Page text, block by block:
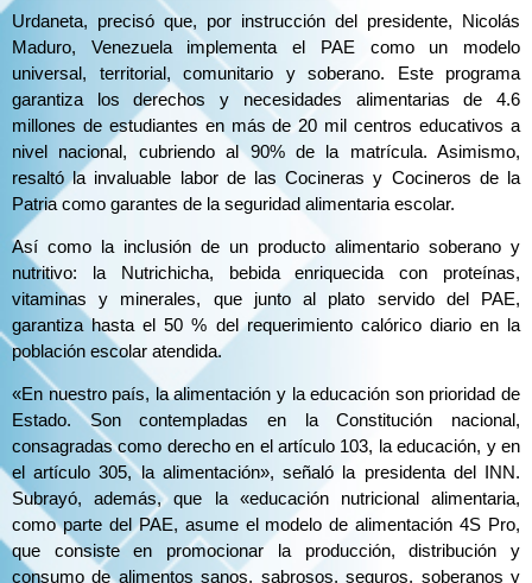
Urdaneta, precisó que, por instrucción del presidente, Nicolás
Maduro, Venezuela implementa el PAE como un modelo
universal, territorial, comunitario y soberano. Este programa
garantiza los derechos y necesidades alimentarias de 4.6
millones de estudiantes en más de 20 mil centros educativos a
nivel nacional, cubriendo al 90% de la matrícula. Asimismo,
resaltó la invaluable labor de las Cocineras y Cocineros de la
Patria como garantes de la seguridad alimentaria escolar.
Así como la inclusión de un producto alimentario soberano y
nutritivo: la Nutrichicha, bebida enriquecida con proteínas,
vitaminas y minerales, que junto al plato servido del PAE,
garantiza hasta el 50 % del requerimiento calórico diario en la
población escolar atendida.
«En nuestro país, la alimentación y la educación son prioridad de
Estado. Son contempladas en la Constitución nacional,
consagradas como derecho en el artículo 103, la educación, y en
el artículo 305, la alimentación», señaló la presidenta del INN.
Subrayó, además, que la «educación nutricional alimentaria,
como parte del PAE, asume el modelo de alimentación 4S Pro,
que consiste en promocionar la producción, distribución y
consumo de alimentos sanos, sabrosos, seguros, soberanos y